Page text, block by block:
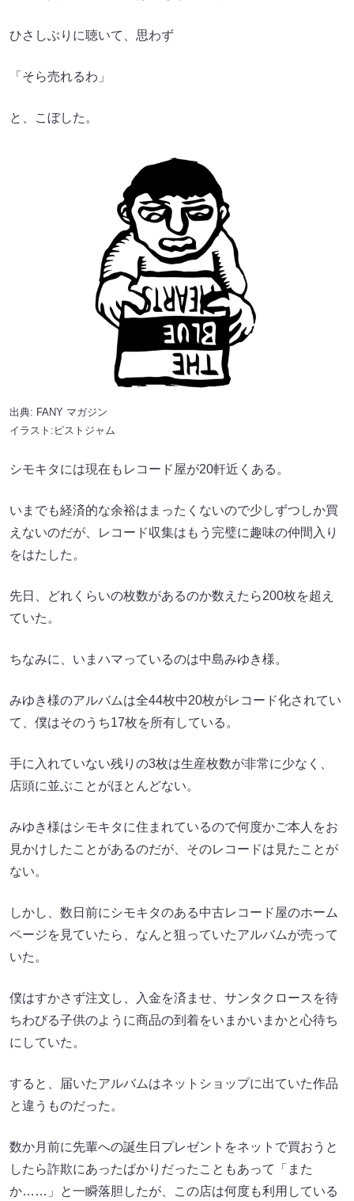
ひさしぶりに聴いて、思わず
「そら売れるわ」
と、こぼした。
出典: FANY マガジン
イラスト:ピストジャム
シモキタには現在もレコード屋が20軒近くある。
いまでも経済的な余裕はまったくないので少しずつしか買
えないのだが、レコード収集はもう完璧に趣味の仲間入り
をはたした。
先日、どれくらいの枚数があるのか数えたら200枚を超え
ていた。
ちなみに、いまハマっているのは中島みゆき様。
みゆき様のアルバムは全44枚中20枚がレコード化されてい
て、僕はそのうち17枚を所有している。
手に入れていない残りの3枚は生産枚数が非常に少なく、
店頭に並ぶことがほとんどない。
みゆき様はシモキタに住まれているので何度かご本人をお
見かけしたことがあるのだが、そのレコードは見たことが
ない。
しかし、数日前にシモキタのある中古レコード屋のホーム
ページを見ていたら、なんと狙っていたアルバムが売って
いた。
僕はすかさず注文し、入金を済ませ、サンタクロースを待
ちわびる子供のように商品の到着をいまかいまかと心待ち
にしていた。
すると、届いたアルバムはネットショップに出ていた作品
と違うものだった。
数か月前に先輩への誕生日プレゼントをネットで買おうと
したら詐欺にあったばかりだったこともあって「また
か……」と一瞬落胆したが、この店は何度も利用している